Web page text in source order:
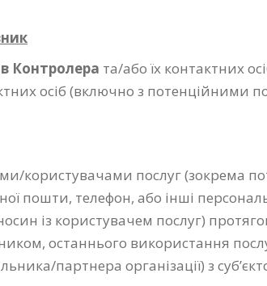
Контролера та/або їх контактних
осіб (включно з потенційними
користувачами послуг (зокрема
пошти, телефон, або інші
із користувачем послуг)
останнього використання
партнера організації) з